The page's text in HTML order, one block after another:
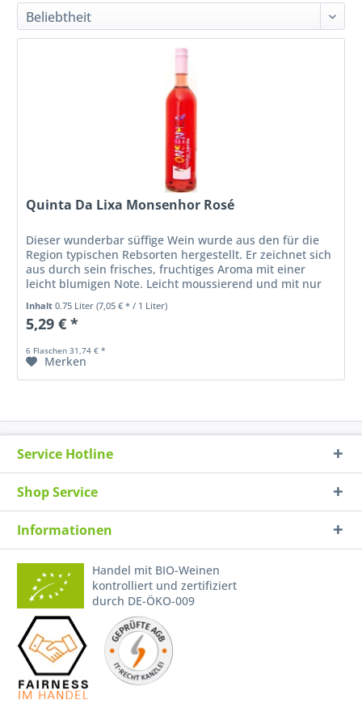
Quinta Da Lixa Monsenhor Rosé
Dieser wunderbar süffige Wein wurde aus den für die
Region typischen Rebsorten hergestellt. Er zeichnet sich
aus durch sein frisches, fruchtiges Aroma mit einer
leicht blumigen Note. Leicht moussierend und mit nur
9,5 % Alkohol ist er...
Inhalt0.75 Liter(7,05 € * / 1 Liter)
5,29 € *
6 Flaschen 31,74 € *
Merken
Service Hotline
Shop Service
Informationen
Handel mit BIO-Weinen
kontrolliert und zertifiziert
durch DE-ÖKO-009